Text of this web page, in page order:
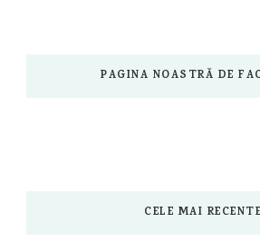
PAGINA NOASTRĂ DE
CELE MAI RECENTE